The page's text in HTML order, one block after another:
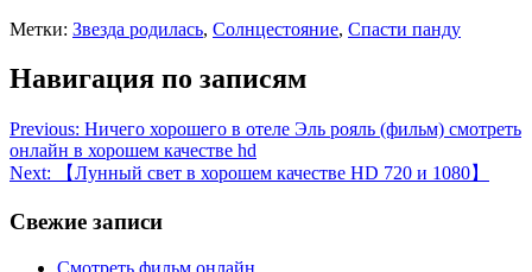
Метки: Звезда родилась, Солнцестояние, Спасти панду
Навигация по записям
Previous: Ничего хорошего в отеле Эль рояль (фильм) смотреть
онлайн в хорошем качестве hd
Next:
【Лунный свет в хорошем качестве HD 720 и 1080】
Свежие записи
Смотреть фильм онлайн